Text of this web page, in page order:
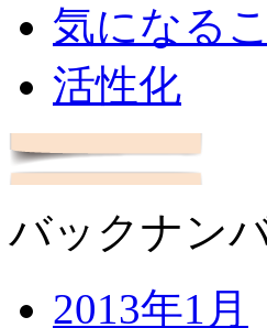
気になる
活性化
バックナン
2013年1月